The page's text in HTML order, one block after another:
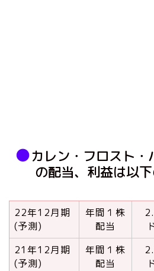
●カレン・フロスト・
の配当、利益は以下
22年12月期
(予測)
年間１株
配当
21年12月期
(予測)
年間１株
配当